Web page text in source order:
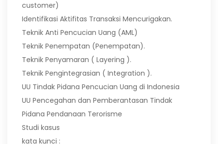
customer)
Identifikasi Aktifitas Transaksi Mencurigakan.
Teknik Anti Pencucian Uang (AML)
Teknik Penempatan (Penempatan).
Teknik Penyamaran ( Layering ).
Teknik Pengintegrasian ( Integration ).
UU Tindak Pidana Pencucian Uang di Indonesia
UU Pencegahan dan Pemberantasan Tindak
Pidana Pendanaan Terorisme
Studi kasus
kata kunci :